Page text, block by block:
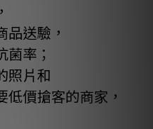
送驗，
率；
照片和
價搶客的商家，